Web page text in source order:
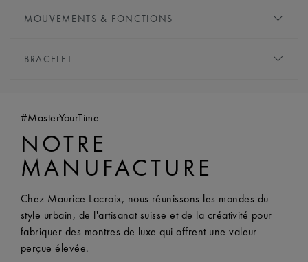
INDEXES:Chiffres romains, plaqués noir
MOUVEMENTS & FONCTIONS
FONCTIONS:
BRACELET
EASY CHANGE SYSTEM DISPONIBLE:
#MasterYourTime
NOTRE
MANUFACTURE
Chez Maurice Lacroix, nous réunissons les mondes du
style urbain, de l'artisanat suisse et de la créativité pour
fabriquer des montres de luxe qui offrent une valeur
perçue élevée.